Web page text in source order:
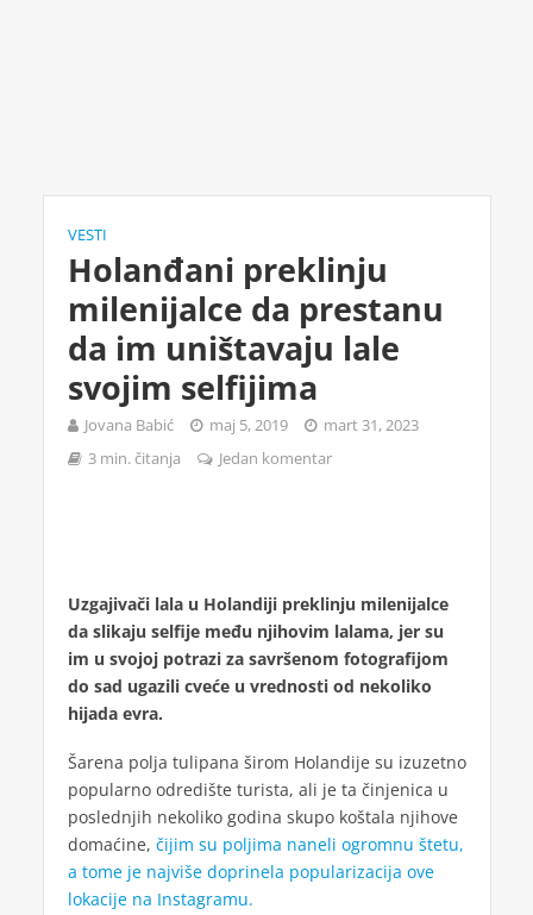
VESTI
Holanđani preklinju
milenijalce da prestanu
da im uništavaju lale
svojim selfijima
Jovana Babić maj 5, 2019
mart 31, 2023
3 min. čitanja
Jedan komentar
Uzgajivači lala u Holandiji preklinju milenijalce
da slikaju selfije među njihovim lalama, jer su
im u svojoj potrazi za savršenom fotografijom
do sad ugazili cveće u vrednosti od nekoliko
hijada evra.
Šarena polja tulipana širom Holandije su izuzetno
popularno odredište turista, ali je ta činjenica u
poslednjih nekoliko godina skupo koštala njihove
domaćine, čijim su poljima naneli ogromnu štetu,
a tome je najviše doprinela popularizacija ove
lokacije na Instagramu.